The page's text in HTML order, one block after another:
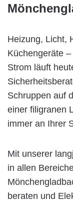
Heizung, Licht,
Küchengeräte
Strom läuft
Schruppen auf
einer filigranen
immer an Ihrer
Mit unserer
in allen
beraten und